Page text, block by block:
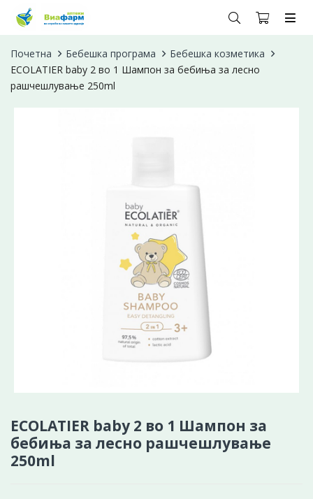
Почетна Бебешка програма
Бебешка козметика
ECOLATIER baby 2 во 1 Шампон за бебиња за лесно
рашчешлување 250ml
ECOLATIER baby 2 во 1 Шампон за
бебиња за лесно рашчешлување
250ml